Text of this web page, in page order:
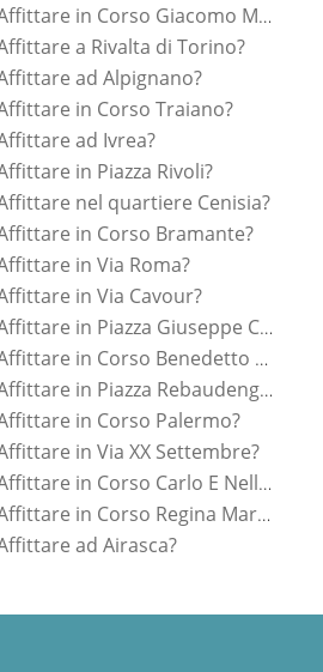
Vendere o Affittare in Corso Giacomo Matteotti?
a Rivalta di Torino?
ad Alpignano?
in Corso Traiano?
ad Ivrea?
in Piazza Rivoli?
nel quartiere Cenisia?
in Corso Bramante?
in Via Roma?
in Via Cavour?
Vendere o Affittare in Piazza Giuseppe Cesare Abba?
Vendere o Affittare in Corso Benedetto Croce?
Vendere o Affittare in Piazza Rebaudengo?
in Corso Palermo?
in Via XX Settembre?
Vendere o Affittare in Corso Carlo E Nello Rosselli?
Vendere o Affittare in Corso Regina Margherita?
ad Airasca?